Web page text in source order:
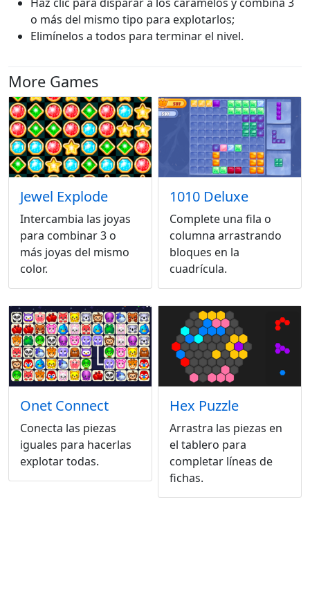
o más del mismo tipo para explotarlos;
Elimínelos a todos para terminar el nivel.
More Games
Jewel Explode
Intercambia las joyas
para combinar 3 o
más joyas del mismo
color.
1010 Deluxe
Complete una fila o
columna arrastrando
bloques en la
cuadrícula.
Onet Connect
Conecta las piezas
iguales para hacerlas
explotar todas.
Hex Puzzle
Arrastra las piezas en
el tablero para
completar líneas de
fichas.